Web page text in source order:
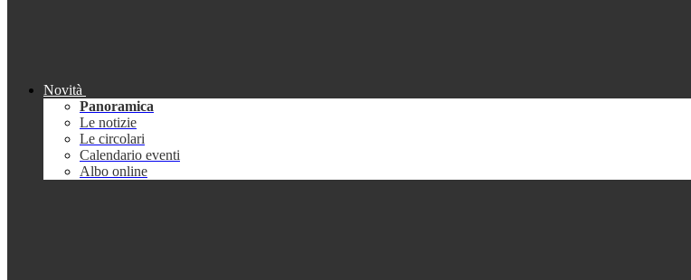
Novità
Panoramica
Le notizie
Le circolari
Calendario eventi
Albo online